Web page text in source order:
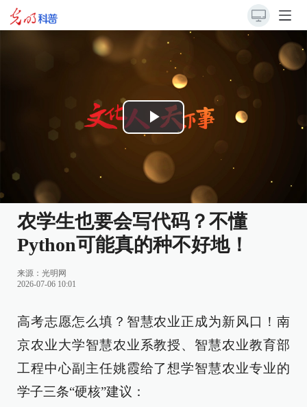
Play
Video
农学生也要会写代码？不懂
Python可能真的种不好地！
来源： 光明网
2026-07-06 10:01
高考志愿怎么填？智慧农业正成为新风口！南
京农业大学智慧农业系教授、智慧农业教育部
工程中心副主任姚霞给了想学智慧农业专业的
学子三条“硬核”建议：